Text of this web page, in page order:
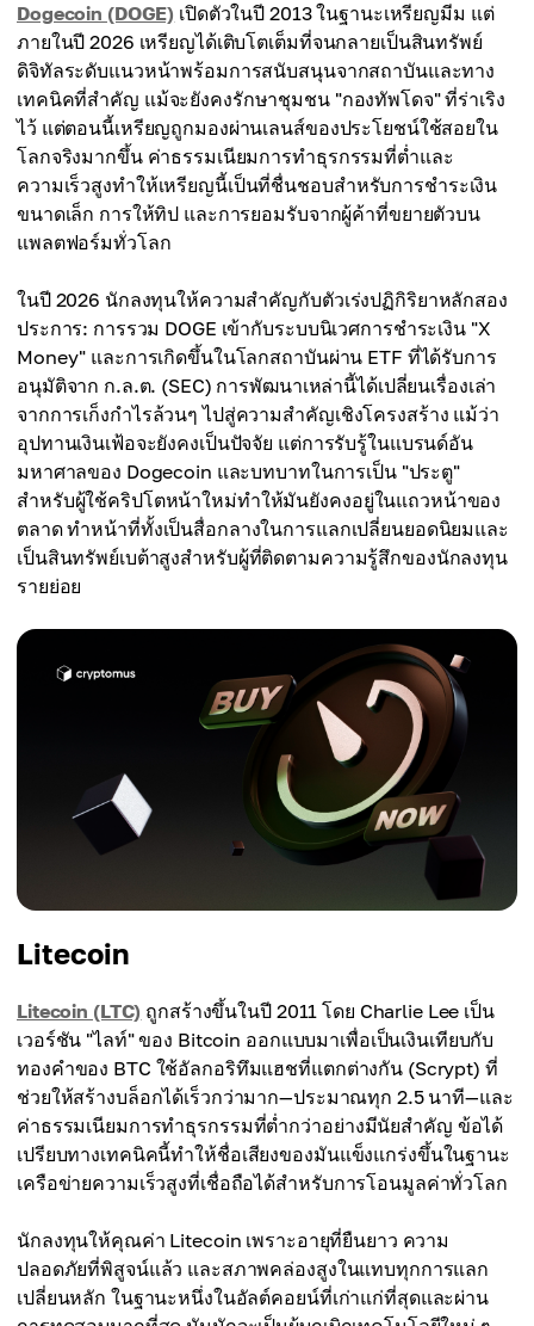
Dogecoin (DOGE) เปิดตัวในปี 2013 ในฐานะเหรียญมีม แต่
ภายในปี 2026 เหรียญได้เติบโตเต็มที่จนกลายเป็นสินทรัพย์
ดิจิทัลระดับแนวหน้าพร้อมการสนับสนุนจากสถาบันและทาง
เทคนิคที่สำคัญ แม้จะยังคงรักษาชุมชน "กองทัพโดจ" ที่ร่าเริง
ไว้ แต่ตอนนี้เหรียญถูกมองผ่านเลนส์ของประโยชน์ใช้สอยใน
โลกจริงมากขึ้น ค่าธรรมเนียมการทำธุรกรรมที่ต่ำและ
ความเร็วสูงทำให้เหรียญนี้เป็นที่ชื่นชอบสำหรับการชำระเงิน
ขนาดเล็ก การให้ทิป และการยอมรับจากผู้ค้าที่ขยายตัวบน
แพลตฟอร์มทั่วโลก
ในปี 2026 นักลงทุนให้ความสำคัญกับตัวเร่งปฏิกิริยาหลักสอง
ประการ: การรวม DOGE เข้ากับระบบนิเวศการชำระเงิน "X
Money" และการเกิดขึ้นในโลกสถาบันผ่าน ETF ที่ได้รับการ
อนุมัติจาก ก.ล.ต. (SEC) การพัฒนาเหล่านี้ได้เปลี่ยนเรื่องเล่า
จากการเก็งกำไรล้วนๆ ไปสู่ความสำคัญเชิงโครงสร้าง แม้ว่า
อุปทานเงินเฟ้อจะยังคงเป็นปัจจัย แต่การรับรู้ในแบรนด์อัน
มหาศาลของ Dogecoin และบทบาทในการเป็น "ประตู"
สำหรับผู้ใช้คริปโตหน้าใหม่ทำให้มันยังคงอยู่ในแถวหน้าของ
ตลาด ทำหน้าที่ทั้งเป็นสื่อกลางในการแลกเปลี่ยนยอดนิยมและ
เป็นสินทรัพย์เบต้าสูงสำหรับผู้ที่ติดตามความรู้สึกของนักลงทุน
รายย่อย
Litecoin
Litecoin (LTC) ถูกสร้างขึ้นในปี 2011 โดย Charlie Lee เป็น
เวอร์ชัน "ไลท์" ของ Bitcoin ออกแบบมาเพื่อเป็นเงินเทียบกับ
ทองคำของ BTC ใช้อัลกอริทึมแฮชที่แตกต่างกัน (Scrypt) ที่
ช่วยให้สร้างบล็อกได้เร็วกว่ามาก—ประมาณทุก 2.5 นาที—และ
ค่าธรรมเนียมการทำธุรกรรมที่ต่ำกว่าอย่างมีนัยสำคัญ ข้อได้
เปรียบทางเทคนิคนี้ทำให้ชื่อเสียงของมันแข็งแกร่งขึ้นในฐานะ
เครือข่ายความเร็วสูงที่เชื่อถือได้สำหรับการโอนมูลค่าทั่วโลก
นักลงทุนให้คุณค่า Litecoin เพราะอายุที่ยืนยาว ความ
ปลอดภัยที่พิสูจน์แล้ว และสภาพคล่องสูงในแทบทุกการแลก
เปลี่ยนหลัก ในฐานะหนึ่งในอัลต์คอยน์ที่เก่าแก่ที่สุดและผ่าน